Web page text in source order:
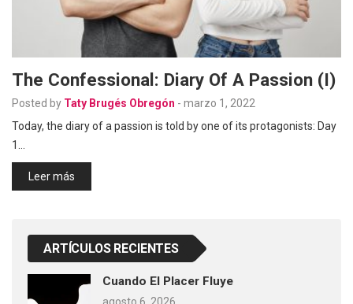
The Confessional: Diary Of A Passion (I)
Posted by Taty Brugés Obregón - marzo 1, 2022
Today, the diary of a passion is told by one of its protagonists: Day
1…
Leer más
ARTÍCULOS RECIENTES
Cuando El Placer Fluye